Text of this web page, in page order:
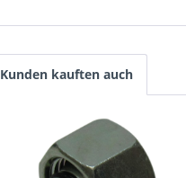
Kunden kauften auch